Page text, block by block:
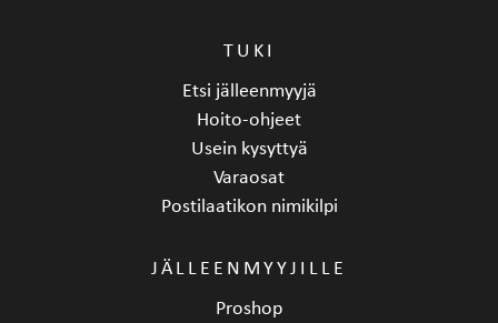
TUKI
Etsi jälleenmyyjä
Hoito-ohjeet
Usein kysyttyä
Varaosat
Postilaatikon nimikilpi
JÄLLEENMYYJILLE
Proshop